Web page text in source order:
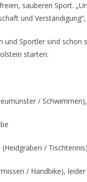
sauberen Sport. „
und Verständigung
und Sportler sind
starten:
/ Schwimmen),
(Heidgraben /
/ Handbike),